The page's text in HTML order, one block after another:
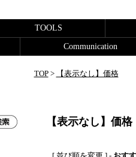
TOOLS
Communication
TOP> 【表示なし】価格
【表示なし】価格